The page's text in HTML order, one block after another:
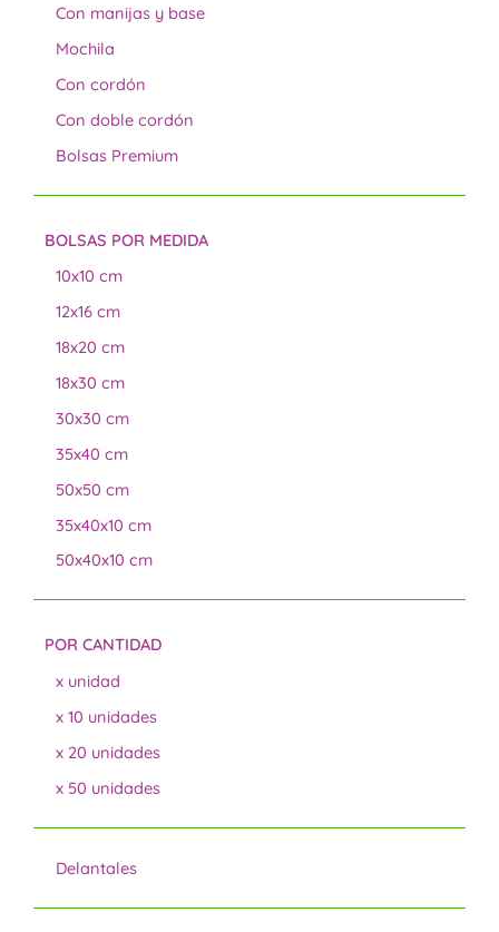
Con manijas y base
Mochila
Con cordón
Con doble cordón
Bolsas Premium
BOLSAS POR MEDIDA
10x10 cm
12x16 cm
18x20 cm
18x30 cm
30x30 cm
35x40 cm
50x50 cm
35x40x10 cm
50x40x10 cm
POR CANTIDAD
x unidad
x 10 unidades
x 20 unidades
x 50 unidades
Delantales